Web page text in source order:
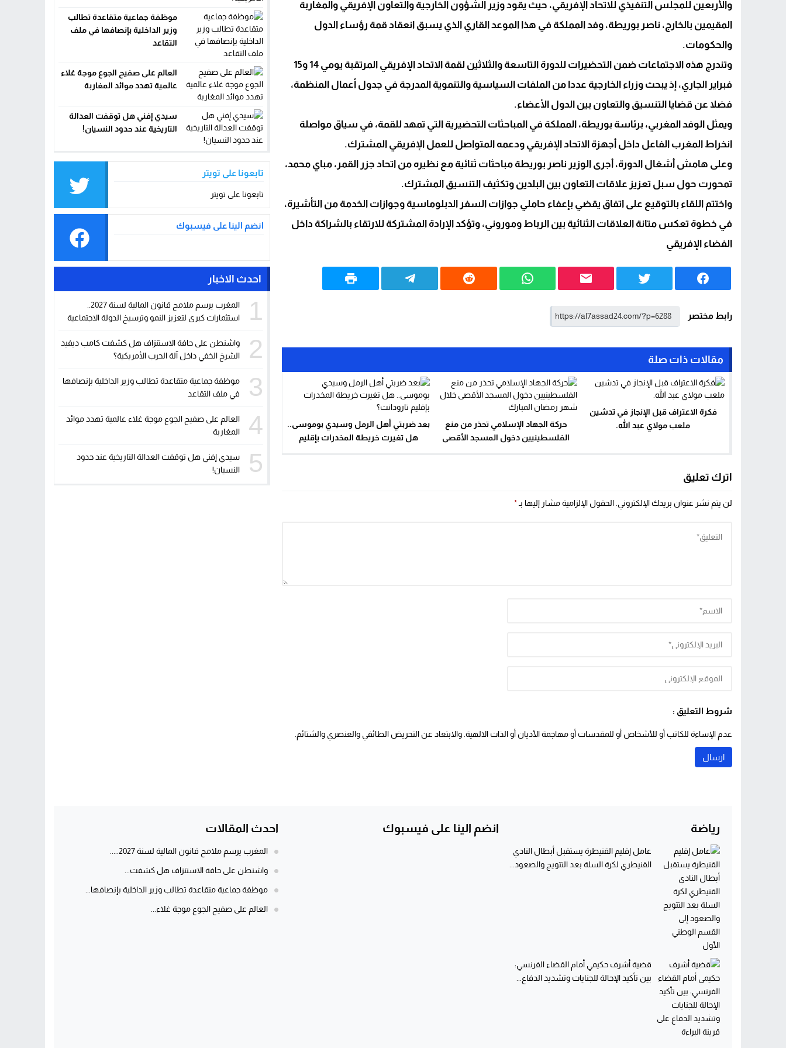
دولة 12 قرنا ومقبرة «البوشتيين» أكبر عمرا من الجزائر.. حين قال الفيل للنملة: «شكون حاس بيك؟!»
مستشفى القرب بأولاد تايمة.. حين يتحول الخصاص في الموارد البشرية والتجهيزات إلى سؤال برلماني ينتظر جوابا وحلولا
والأربعين للمجلس التنفيذي للاتحاد الإفريقي، حيث يقود وزير الشؤون الخارجية والتعاون الإفريقي والمغاربة
المقيمين بالخارج، ناصر بوريطة، وفد المملكة في هذا الموعد القاري الذي يسبق انعقاد قمة رؤساء الدول
والحكومات.
وتندرج هذه الاجتماعات ضمن التحضيرات للدورة التاسعة والثلاثين لقمة الاتحاد الإفريقي المرتقبة يومي 14 و15
فبراير الجاري، إذ يبحث وزراء الخارجية عددا من الملفات السياسية والتنموية المدرجة في جدول أعمال المنظمة،
فضلا عن قضايا التنسيق والتعاون بين الدول الأعضاء.
ويمثل الوفد المغربي، برئاسة بوريطة، المملكة في المباحثات التحضيرية التي تمهد للقمة، في سياق مواصلة
انخراط المغرب الفاعل داخل أجهزة الاتحاد الإفريقي ودعمه المتواصل للعمل الإفريقي المشترك.
وعلى هامش أشغال الدورة، أجرى الوزير ناصر بوريطة مباحثات ثنائية مع نظيره من اتحاد جزر القمر، مباي محمد،
تمحورت حول سبل تعزيز علاقات التعاون بين البلدين وتكثيف التنسيق المشترك.
واختتم اللقاء بالتوقيع على اتفاق يقضي بإعفاء حاملي جوازات السفر الدبلوماسية وجوازات الخدمة من التأشيرة،
في خطوة تعكس متانة العلاقات الثنائية بين الرباط وموروني، وتؤكد الإرادة المشتركة للارتقاء بالشراكة داخل
الفضاء الإفريقي
رابط مختصر
مقالات ذات صلة
فكرة الاعتراف قبل الإنجاز في تدشين
ملعب مولاي عبد الله.
حركة الجهاد الإسلامي تحذر من منع
الفلسطينيين دخول المسجد الأقصى
بعد ضربتي أهل الرمل وسيدي بوموسى..
هل تغيرت خريطة المخدرات بإقليم
اترك تعليق
لن يتم نشر عنوان بريدك الإلكتروني.الحقول الإلزامية مشار إليها بـ*
شروط التعليق :
عدم الإساءة للكاتب أو للأشخاص أو للمقدسات أو مهاجمة الأديان أو الذات الالهية. والابتعاد عن التحريض الطائفي والعنصري والشتائم.
موظفة جماعية متقاعدة تطالب
وزير الداخلية بإنصافها في ملف
التقاعد
العالم على صفيح الجوع موجة غلاء
عالمية تهدد موائد المغاربة
سيدي إفني هل توقفت العدالة
التاريخية عند حدود النسيان!
تابعونا على تويتر
تابعونا على تويتر
انضم الينا على فيسبوك
احدث الاخبار
1
استثمارات كبرى لتعزيز النمو وترسيخ الدولة الاجتماعية
2
واشنطن على حافة الاستنزاف هل كشفت كامب ديفيد
الشرخ الخفي داخل آلة الحرب الأمريكية؟
3
موظفة جماعية متقاعدة تطالب وزير الداخلية بإنصافها
في ملف التقاعد
4
العالم على صفيح الجوع موجة غلاء عالمية تهدد موائد
المغاربة
5
سيدي إفني هل توقفت العدالة التاريخية عند حدود
النسيان!
رياضة
عامل إقليم القنيطرة يستقبل أبطال النادي
القنيطري لكرة السلة بعد التتويج والصعود...
قضية أشرف حكيمي أمام القضاء الفرنسي:
بين تأكيد الإحالة للجنايات وتشديد الدفاع...
انضم الينا على فيسبوك احدث المقالات
المغرب يرسم ملامح قانون المالية لسنة 2027.....
واشنطن على حافة الاستنزاف هل كشفت...
موظفة جماعية متقاعدة تطالب وزير الداخلية بإنصافها...
العالم على صفيح الجوع موجة غلاء...